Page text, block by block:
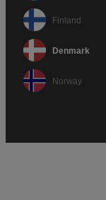
Finland
Denmark
Norway